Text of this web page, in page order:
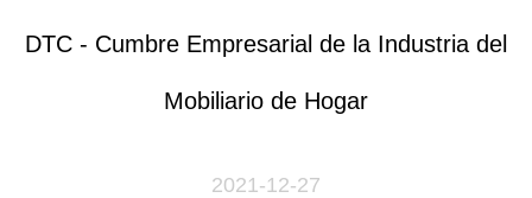
DTC - Cumbre Empresarial de la Industria del
Mobiliario de Hogar
2021-12-27